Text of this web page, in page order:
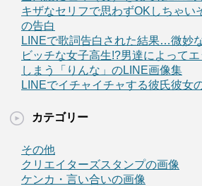
キザなセリフで思わずOKしちゃい
の告白
LINEで歌詞告白された結果…微妙
ビッチな女子高生!?男達によって
しまう「りんな」のLINE画像集
LINEでイチャイチャする彼氏彼女
カテゴリー
その他
クリエイターズスタンプの画像
ケンカ・言い合いの画像